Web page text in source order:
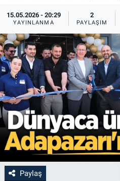
15.05.2026 - 20:29
YAYINLANMA
2
PAYLAŞIM
Paylaş